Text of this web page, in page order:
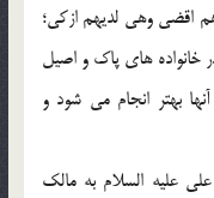
اقضي وهي لديهم ازكي؛
خانواده هاي پاك و اصيل
آنها بهتر انجام مي شود و
عليه السلام به مالك